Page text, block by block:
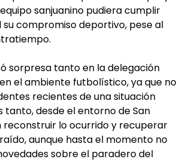
sanjuanino pudiera cumplir
compromiso deportivo, pese al
sorpresa tanto en la delegación
el ambiente futbolístico, ya que no
recientes de una situación
tanto, desde el entorno de San
lo ocurrido y recuperar
aunque hasta el momento no
sobre el paradero del